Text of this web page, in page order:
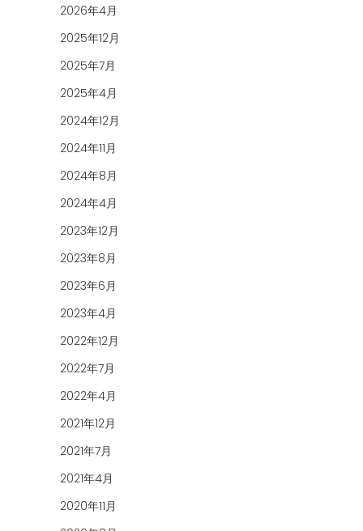
2026年4月
2025年12月
2025年7月
2025年4月
2024年12月
2024年11月
2024年8月
2024年4月
2023年12月
2023年8月
2023年6月
2023年4月
2022年12月
2022年7月
2022年4月
2021年12月
2021年7月
2021年4月
2020年11月